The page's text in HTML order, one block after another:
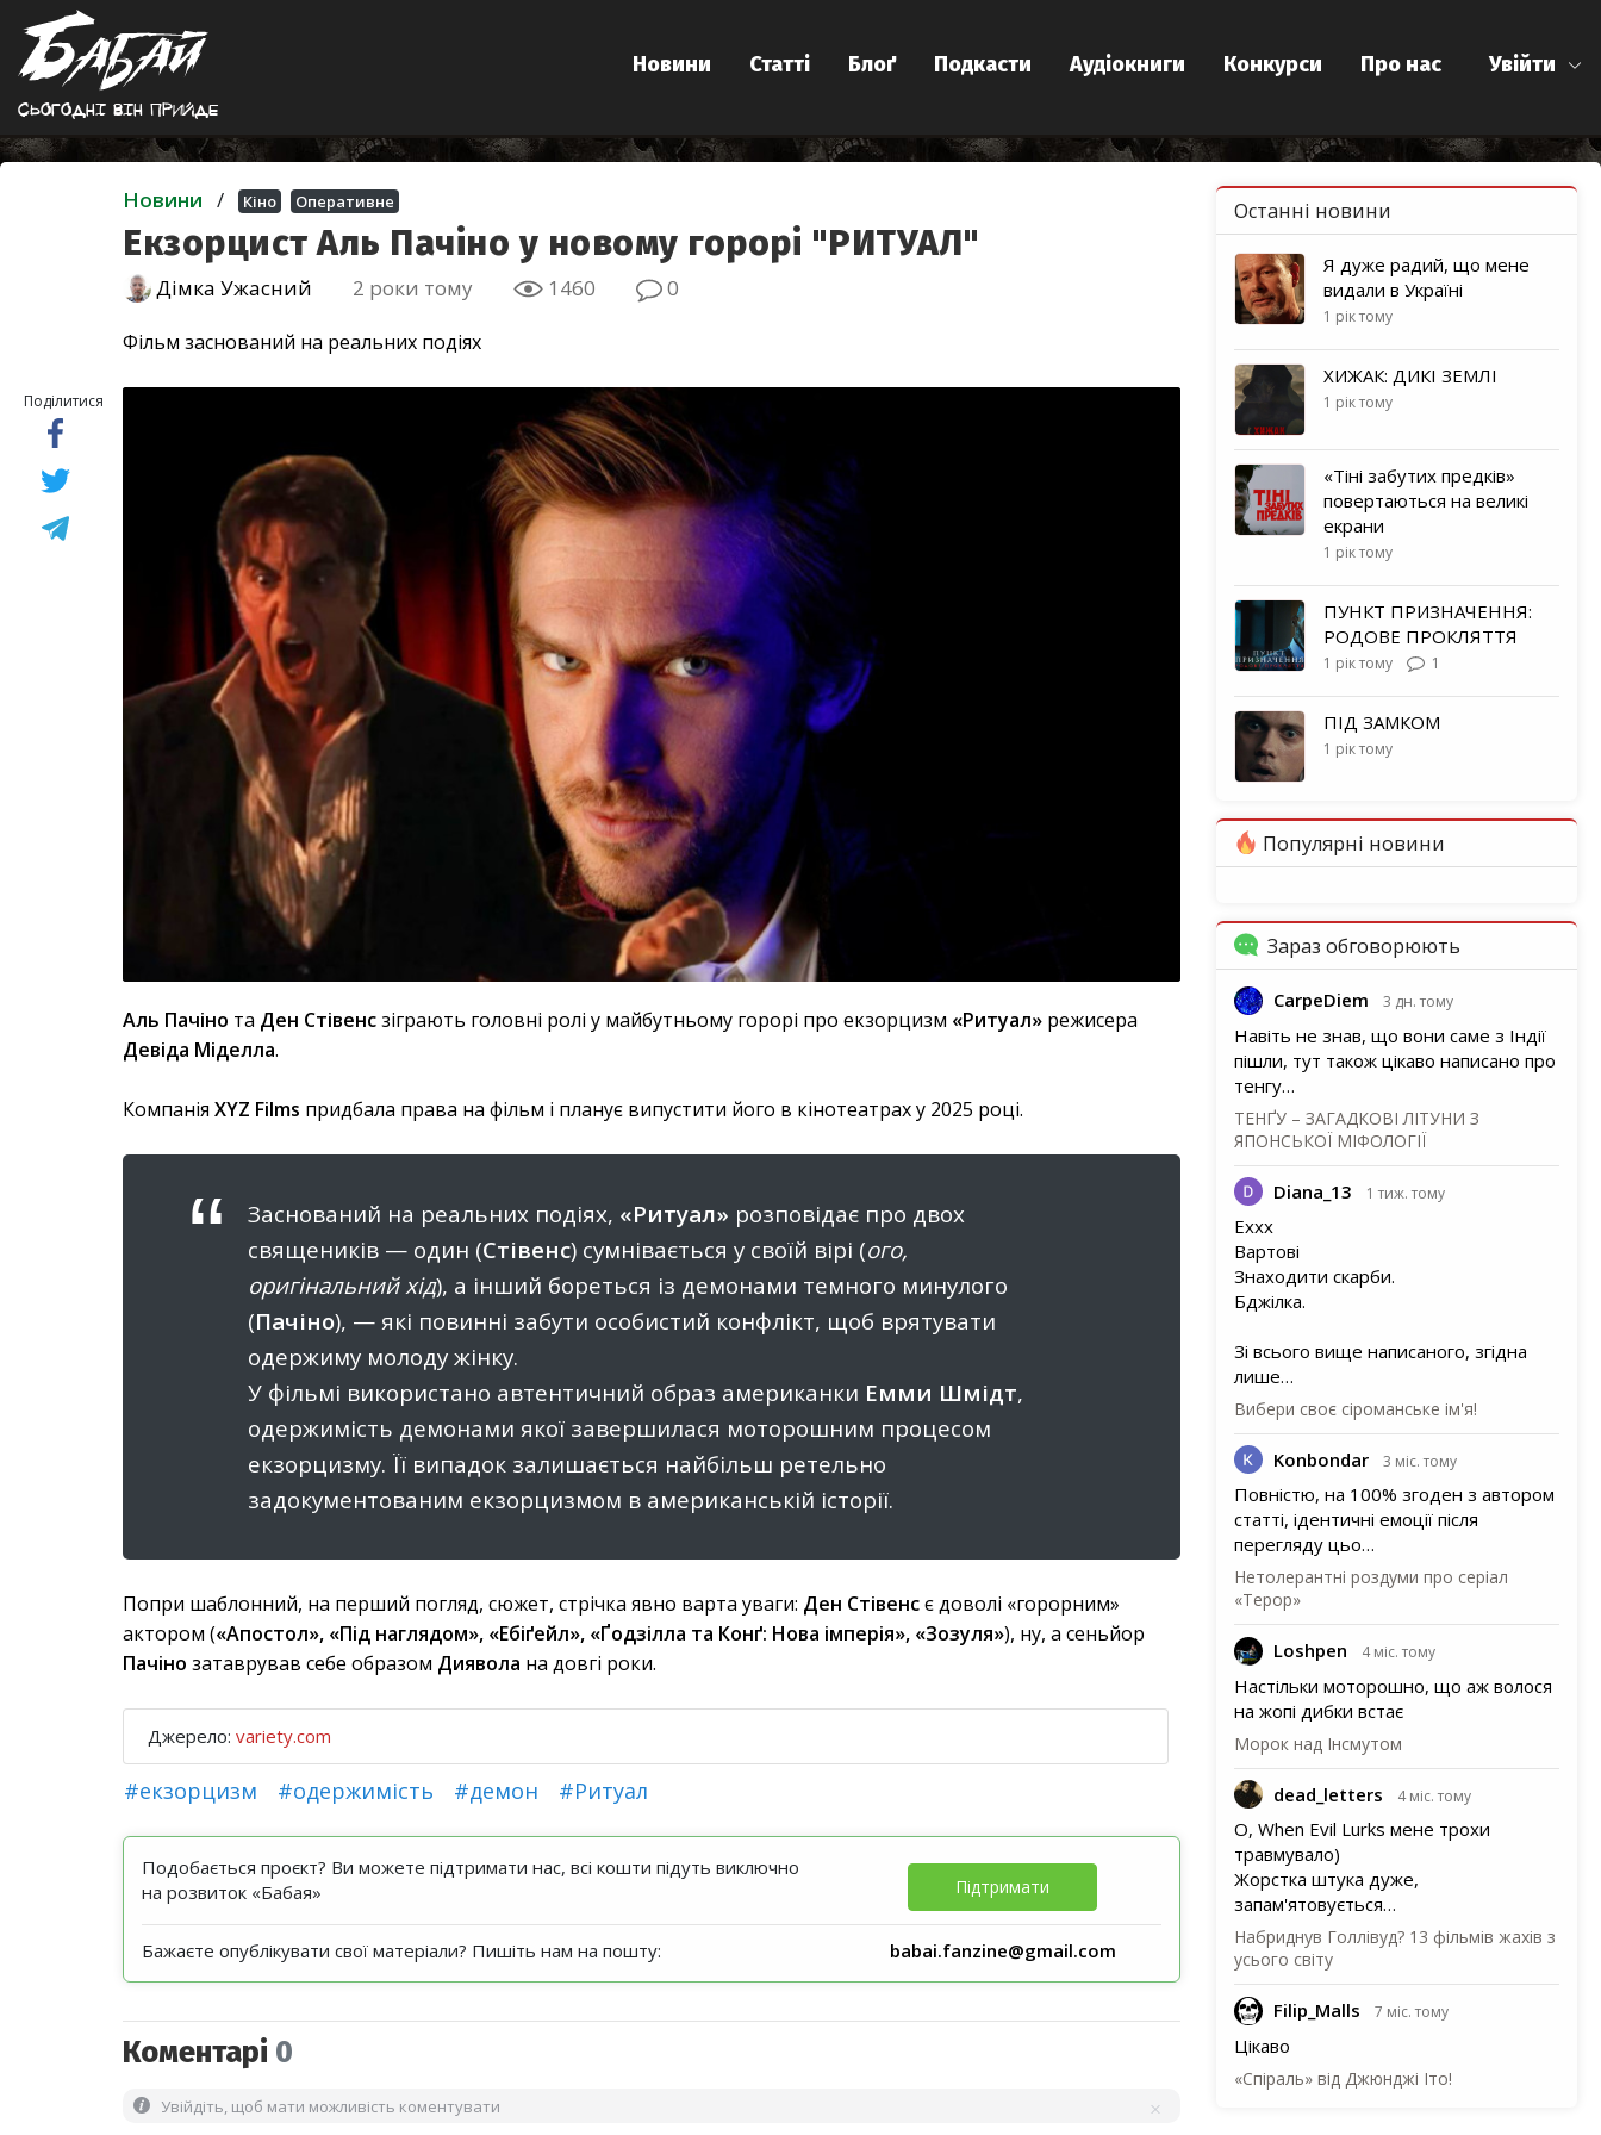
Сьогоднi вiн прийде
Увійти
Новини Статті Блоґ Подкасти Аудіокниги Конкурси Про нас
Новини / Кіно Оперативне
Екзорцист Аль Пачіно у новому горорі "РИТУАЛ"
Дімка Ужасний 2 роки тому 1460 0
Фільм заснований на реальних подіях
Поділитися
Аль Пачіно та Ден Стівенсзіграють головні ролі у майбутньому горорі про екзорцизм «Ритуал» режисера
Девіда Міделла.
КомпаніяXYZ Films придбала права на фільм і планує випустити його в кінотеатрах у 2025 році.
Заснований на реальних подіях, «Ритуал» розповідає про двох
священиків — один (Стівенс) сумнівається у своїй вірі (ого,
оригінальний хід), а інший бореться із демонами темного минулого
(Пачіно), — які повинні забути особистий конфлікт, щоб врятувати
одержиму молоду жінку.
У фільмі використано автентичний образ американки Емми Шмідт,
одержимість демонами якої завершилася моторошним процесом
екзорцизму. Її випадок залишається найбільш ретельно
задокументованим екзорцизмом в американській історії.
Попри шаблонний, на перший погляд, сюжет, стрічка явно варта уваги: Ден Стівенсє доволі «горорним»
актором («Апостол», «Під наглядом», «Ебіґейл», «Ґодзілла та Конґ: Нова імперія», «Зозуля»), ну, а сеньйор
Пачіно затаврував себе образом Диявола на довгі роки.
Джерело:variety.com
#екзорцизм #одержимість #демон #Ритуал
Подобається проєкт? Ви можете підтримати нас, всі кошти підуть виключно
на розвиток «Бабая»
Підтримати
Бажаєте опублікувати свої матеріали? Пишіть нам на пошту: babai.fanzine@gmail.com
Коментарі 0
Увійдіть, щоб мати можливість коментувати
Останні новини
Я дуже радий, що мене
видали в Україні
1 рік тому
ХИЖАК: ДИКІ ЗЕМЛІ
1 рік тому
«Тіні забутих предків»
повертаються на великі
екрани
1 рік тому
ПУНКТ ПРИЗНАЧЕННЯ:
РОДОВЕ ПРОКЛЯТТЯ
1 рік тому 1
ПІД ЗАМКОМ
1 рік тому
Популярні новини
Зараз обговорюють
CarpeDiem 3 дн. тому
Навіть не знав, що вони саме з Індії
пішли, тут також цікаво написано про
тенгу…
ТЕНҐУ – ЗАГАДКОВІ ЛІТУНИ З
ЯПОНСЬКОЇ МІФОЛОГІЇ
Diana_13 1 тиж. тому
Еххх
Вартові
Знаходити скарби.
Бджілка.
Зі всього вище написаного, згідна
лише…
Вибери своє сіроманське ім'я!
Konbondar 3 міс. тому
Повністю, на 100% згоден з автором
статті, ідентичні емоції після
перегляду цьо…
Нетолерантні роздуми про серіал
«Терор»
Loshpen 4 міс. тому
Настільки моторошно, що аж волося
на жопі дибки встає
Морок над Інсмутом
dead_letters 4 міс. тому
О, When Evil Lurks мене трохи
травмувало)
Жорстка штука дуже,
запам'ятовується…
Набриднув Голлівуд? 13 фільмів жахів з
усього світу
Filip_Malls 7 міс. тому
Цікаво
«Спіраль» від Джюнджі Іто!